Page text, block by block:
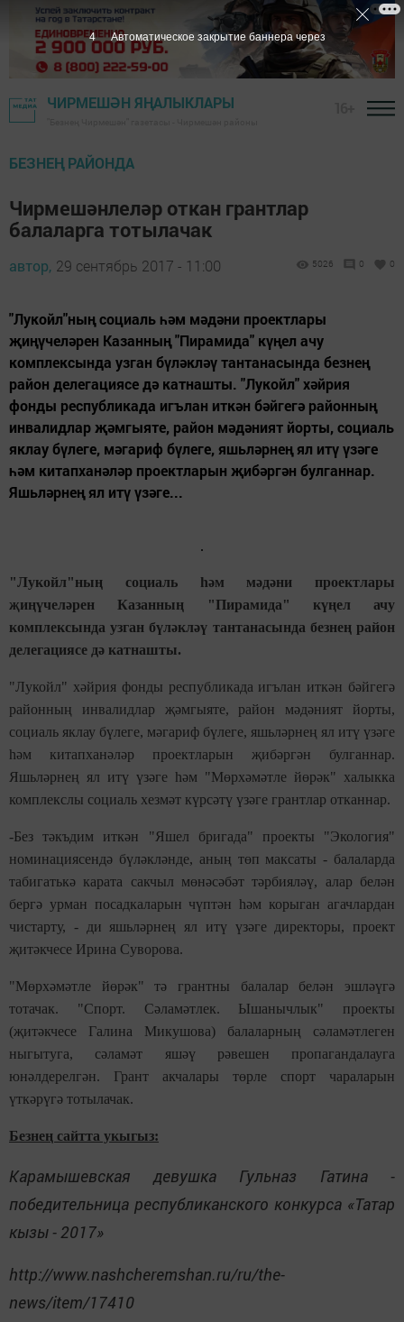
ЧИРМЕШӘН ЯҢАЛЫКЛАРЫ
БЕЗНЕҢ РАЙОНДА
Чирмешәнлеләр откан грантлар
балаларга тотылачак
автор, 29 сентябрь 2017 - 11:00 5026 0 0
"Лукойл"ның социаль һәм мәдәни проектлары
җиңүчеләрен Казанның "Пирамида" күңел ачу
комплексында узган бүләкләү тантанасында безнең
район делегациясе дә катнашты. "Лукойл" хәйрия
фонды республикада игълан иткән бәйгегә районның
инвалидлар җәмгыяте, район мәдәният йорты, социаль
яклау бүлеге, мәгариф бүлеге, яшьләрнең ял итү үзәге
һәм китапханәләр проектларын җибәргән булганнар.
Яшьләрнең ял итү үзәге...
"Лукойл"ның социаль һәм мәдәни проектлары
җиңүчеләрен Казанның "Пирамида" күңел ачу
комплексында узган бүләкләү тантанасында безнең район
делегациясе дә катнашты.
"Лукойл" хәйрия фонды республикада игълан иткән бәйгегә
районның инвалидлар җәмгыяте, район мәдәният йорты,
социаль яклау бүлеге, мәгариф бүлеге, яшьләрнең ял итү үзәге
һәм китапханәләр проектларын җибәргән булганнар.
Яшьләрнең ял итү үзәге һәм "Мөрхәмәтле йөрәк" халыкка
комплекслы социаль хезмәт күрсәтү үзәге грантлар отканнар.
-Без тәкъдим иткән "Яшел бригада" проекты "Экология"
номинациясендә бүләкләнде, аның төп максаты - балаларда
табигатькә карата сакчыл мөнәсәбәт тәрбияләү, алар белән
бергә урман посадкаларын чүптән һәм корыган агачлардан
чистарту, - ди яшьләрнең ял итү үзәге директоры, проект
җитәкчесе Ирина Суворова.
"Мөрхәмәтле йөрәк" тә грантны балалар белән эшләүгә
тотачак. "Спорт. Сәламәтлек. Ышанычлык" проекты
(җитәкчесе Галина Микушова) балаларның сәламәтлеген
ныгытуга, сәламәт яшәү рәвешен пропагандалауга
юнәлдерелгән. Грант акчалары төрле спорт чараларын
үткәрүгә тотылачак.
Безнең сайтта укыгыз:
Карамышевская девушка Гульназ Гатина -
победительница республиканского конкурса «Татар
кызы - 2017»
http://www.nashcheremshan.ru/ru/the-
news/item/17410
3 Автоматическое закрытие баннера через